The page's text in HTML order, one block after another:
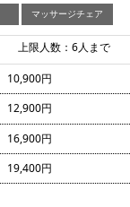
マッサージチェア
上限人数：6人まで
10,900円
12,900円
16,900円
19,400円